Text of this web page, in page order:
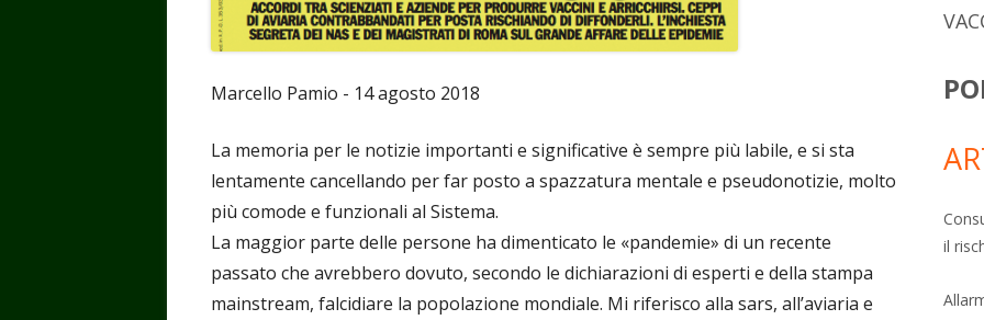
Marcello Pamio - 14 agosto 2018
La memoria per le notizie importanti e significative è sempre più labile, e si sta
lentamente cancellando per far posto a spazzatura mentale e pseudonotizie, molto
più comode e funzionali al Sistema.
La maggior parte delle persone ha dimenticato le «pandemie» di un recente
passato che avrebbero dovuto, secondo le dichiarazioni di esperti e della stampa
mainstream, falcidiare la popolazione mondiale. Mi riferisco alla sars, all’aviaria e
il